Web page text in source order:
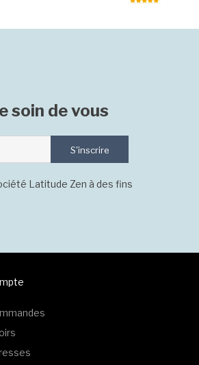
fessier, maillot intégral intime,
soin de vous
S'inscrire
Latitude Zen à des fins